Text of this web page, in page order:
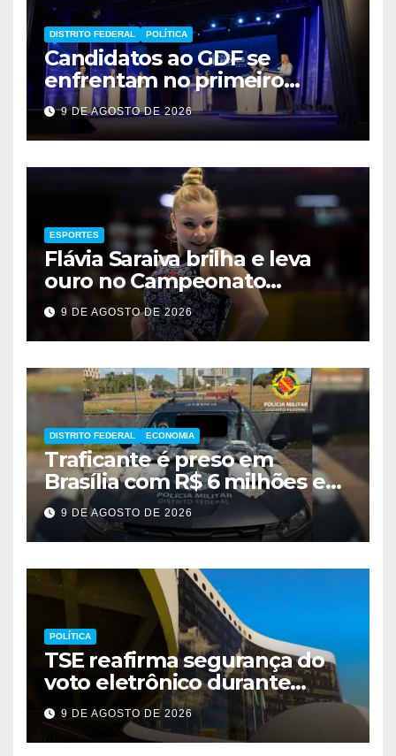
DISTRITO FEDERAL POLÍTICA
Candidatos ao GDF se
enfrentam no primeiro
debate de 2026
9 DE AGOSTO DE 2026
ESPORTES
Flávia Saraiva brilha e leva
ouro no Campeonato
Brasileiro de Ginástica
9 DE AGOSTO DE 2026
DISTRITO FEDERAL ECONOMIA
Traficante é preso em
Brasília com R$ 6 milhões em
metanfetamina
9 DE AGOSTO DE 2026
POLÍTICA
TSE reafirma segurança do
voto eletrônico durante
evento em Brasília
9 DE AGOSTO DE 2026